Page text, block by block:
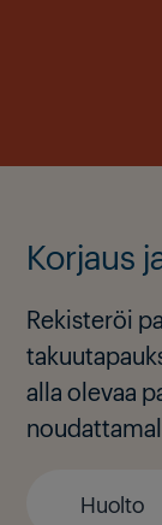
Korjaus
Rekisteröi
alla olevaa
Huolto